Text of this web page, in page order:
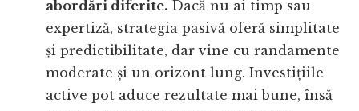
abordări diferite. Dacă nu ai timp sau
expertiză, strategia pasivă oferă simplitate
și predictibilitate, dar vine cu randamente
moderate și un orizont lung. Investițiile
active pot aduce rezultate mai bune, însă